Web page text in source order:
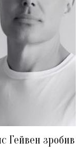
Гейвен зробив